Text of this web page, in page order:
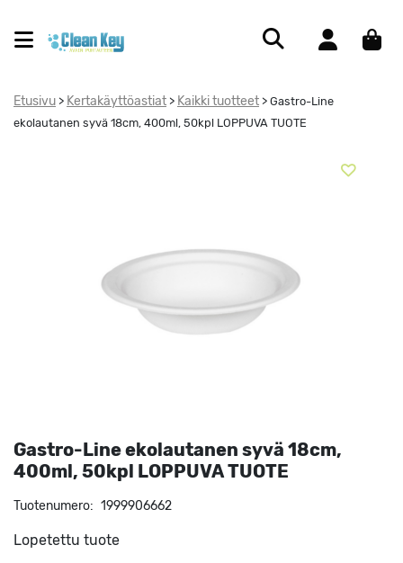
Etusivu > Kertakäyttöastiat > Kaikki tuotteet > Gastro-Line
ekolautanen syvä 18cm, 400ml, 50kpl LOPPUVA TUOTE
Gastro-Line ekolautanen syvä 18cm,
400ml, 50kpl LOPPUVA TUOTE
Tuotenumero: 1999906662
Lopetettu tuote